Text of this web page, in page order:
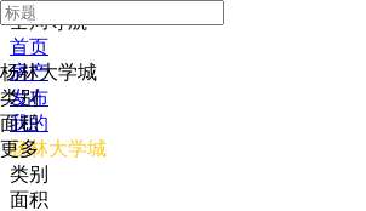
全局导航
首页
房产
发布
我的
杨林大学城
类别
面积
更多
杨林大学城
类别
面积